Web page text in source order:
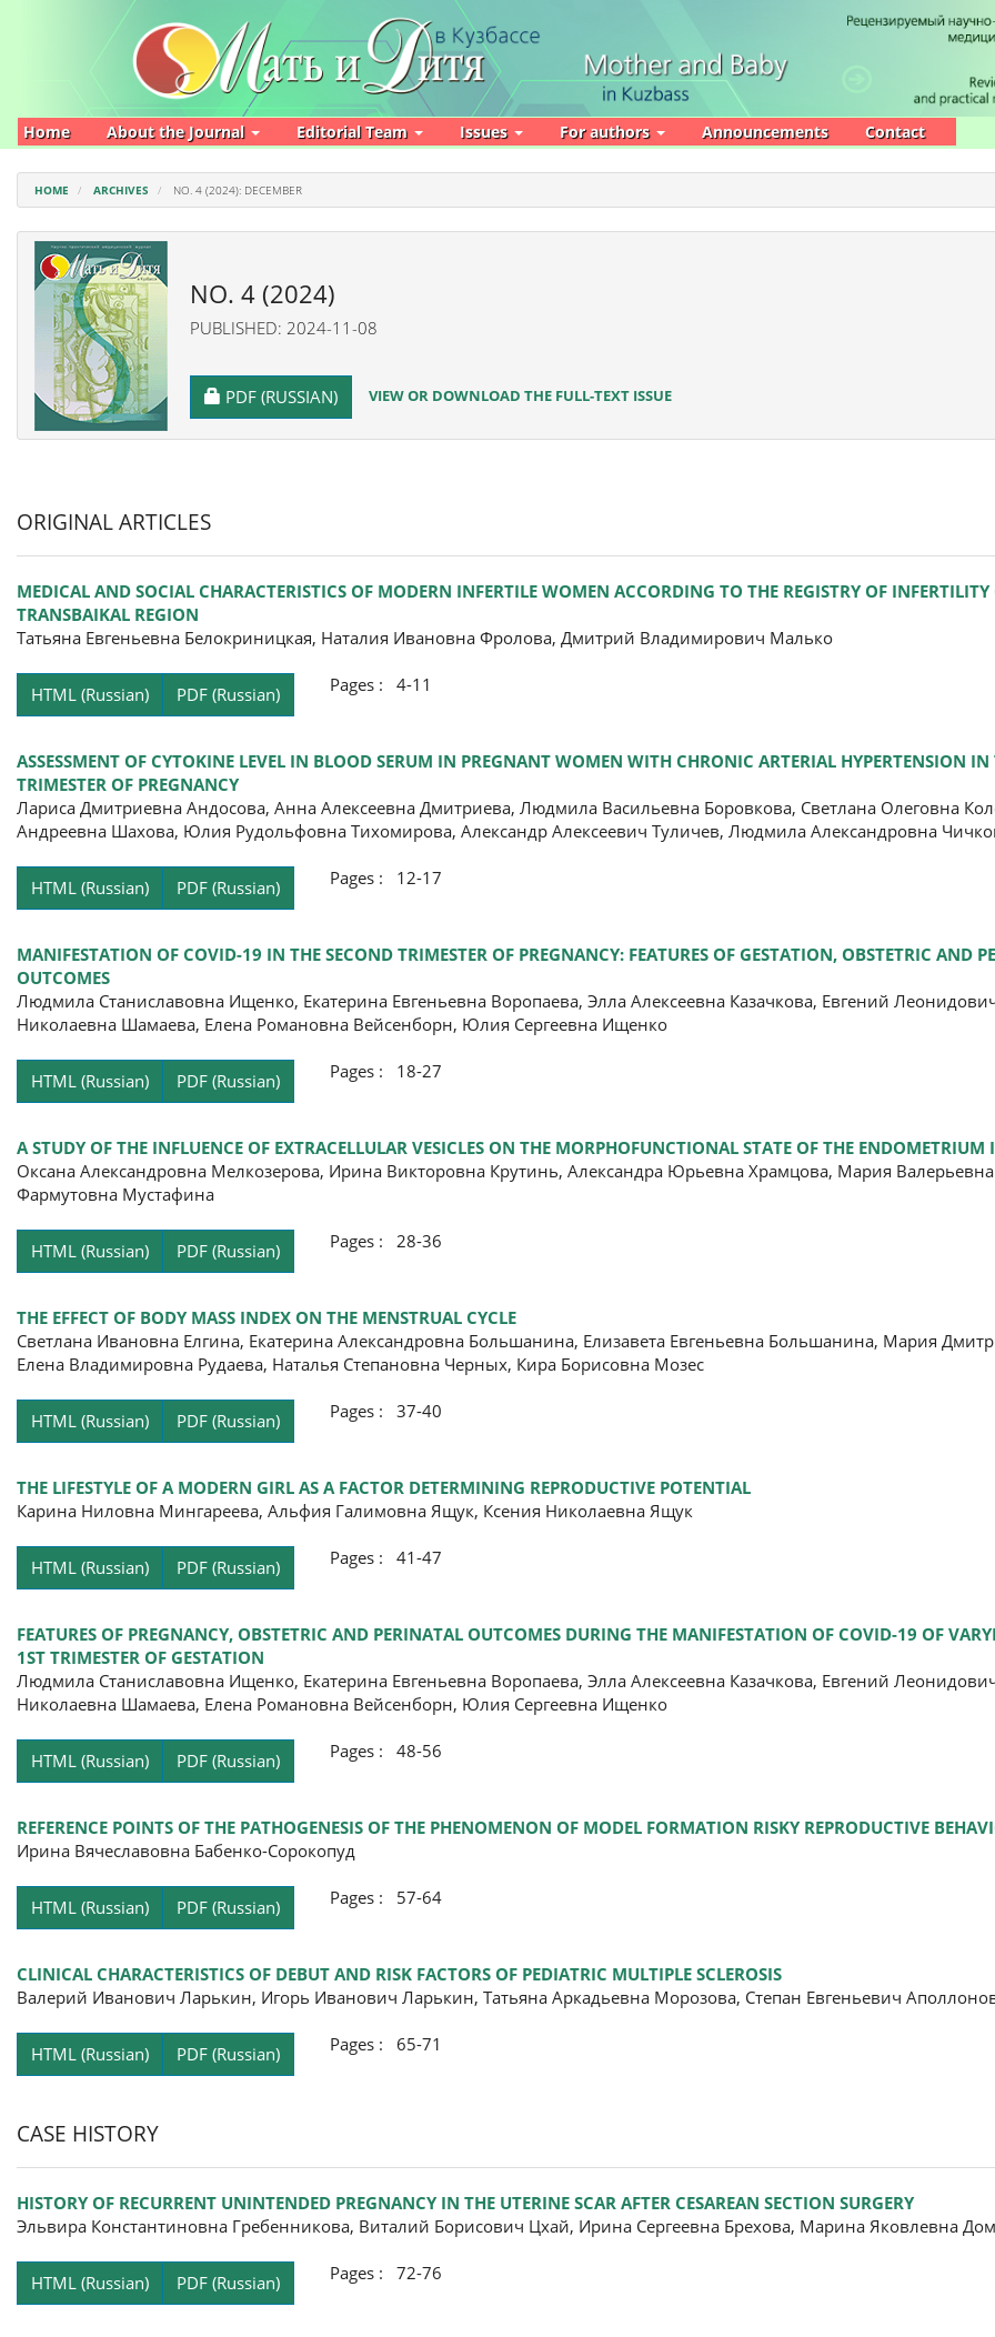
Navigation
Home About the Journal Editorial Team Issues For authors Announcements Contact
HOME ARCHIVES NO. 4 (2024): DECEMBER
NO. 4 (2024)
PUBLISHED: 2024-11-08
REQUIRES SUBSCRIPTION
PDF (RUSSIAN) VIEW OR DOWNLOAD THE FULL-TEXT ISSUE
ORIGINAL ARTICLES
MEDICAL AND SOCIAL CHARACTERISTICS OF MODERN INFERTILE WOMEN ACCORDING TO THE REGISTRY OF INFERTILITY
TRANSBAIKAL REGION
Татьяна Евгеньевна Белокриницкая, Наталия Ивановна Фролова, Дмитрий Владимирович Малько
HTML (Russian) PDF (Russian) Pages : 4-11
ASSESSMENT OF CYTOKINE LEVEL IN BLOOD SERUM IN PREGNANT WOMEN WITH CHRONIC ARTERIAL HYPERTENSION IN
TRIMESTER OF PREGNANCY
Лариса Дмитриевна Андосова, Анна Алексеевна Дмитриева, Людмила Васильевна Боровкова, Светлана Олеговна
Андреевна Шахова, Юлия Рудольфовна Тихомирова, Александр Алексеевич Туличев, Людмила Александровна
HTML (Russian) PDF (Russian) Pages : 12-17
MANIFESTATION OF COVID-19 IN THE SECOND TRIMESTER OF PREGNANCY: FEATURES OF GESTATION, OBSTETRIC AND
OUTCOMES
Людмила Станиславовна Ищенко, Екатерина Евгеньевна Воропаева, Элла Алексеевна Казачкова, Евгений
Николаевна Шамаева, Елена Романовна Вейсенборн, Юлия Сергеевна Ищенко
HTML (Russian) PDF (Russian) Pages : 18-27
A STUDY OF THE INFLUENCE OF EXTRACELLULAR VESICLES ON THE MORPHOFUNCTIONAL STATE OF THE ENDOMETRIUM
Оксана Александровна Мелкозерова, Ирина Викторовна Крутинь, Александра Юрьевна Храмцова, Мария
Фармутовна Мустафина
HTML (Russian) PDF (Russian) Pages : 28-36
THE EFFECT OF BODY MASS INDEX ON THE MENSTRUAL CYCLE
Светлана Ивановна Елгина, Екатерина Александровна Большанина, Елизавета Евгеньевна Большанина, Мария
Елена Владимировна Рудаева, Наталья Степановна Черных, Кира Борисовна Мозес
HTML (Russian) PDF (Russian) Pages : 37-40
THE LIFESTYLE OF A MODERN GIRL AS A FACTOR DETERMINING REPRODUCTIVE POTENTIAL
Карина Ниловна Мингареева, Альфия Галимовна Ящук, Ксения Николаевна Ящук
HTML (Russian) PDF (Russian) Pages : 41-47
FEATURES OF PREGNANCY, OBSTETRIC AND PERINATAL OUTCOMES DURING THE MANIFESTATION OF COVID-19 OF
1ST TRIMESTER OF GESTATION
Людмила Станиславовна Ищенко, Екатерина Евгеньевна Воропаева, Элла Алексеевна Казачкова, Евгений
Николаевна Шамаева, Елена Романовна Вейсенборн, Юлия Сергеевна Ищенко
HTML (Russian) PDF (Russian) Pages : 48-56
REFERENCE POINTS OF THE PATHOGENESIS OF THE PHENOMENON OF MODEL FORMATION RISKY REPRODUCTIVE
Ирина Вячеславовна Бабенко-Сорокопуд
HTML (Russian) PDF (Russian) Pages : 57-64
CLINICAL CHARACTERISTICS OF DEBUT AND RISK FACTORS OF PEDIATRIC MULTIPLE SCLEROSIS
Валерий Иванович Ларькин, Игорь Иванович Ларькин, Татьяна Аркадьевна Морозова, Степан Евгеньевич
HTML (Russian) PDF (Russian) Pages : 65-71
CASE HISTORY
HISTORY OF RECURRENT UNINTENDED PREGNANCY IN THE UTERINE SCAR AFTER CESAREAN SECTION SURGERY
Эльвира Константиновна Гребенникова, Виталий Борисович Цхай, Ирина Сергеевна Брехова, Марина Яковлевна
HTML (Russian) PDF (Russian) Pages : 72-76